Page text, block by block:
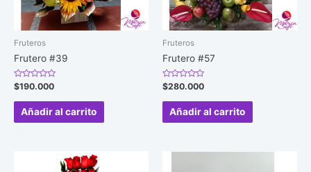
Fruteros
Frutero #39
Valorado
en
0
$190.000
Añadir al carrito
Fruteros
Frutero #57
Valorado
en
0
$280.000
Añadir al carrito